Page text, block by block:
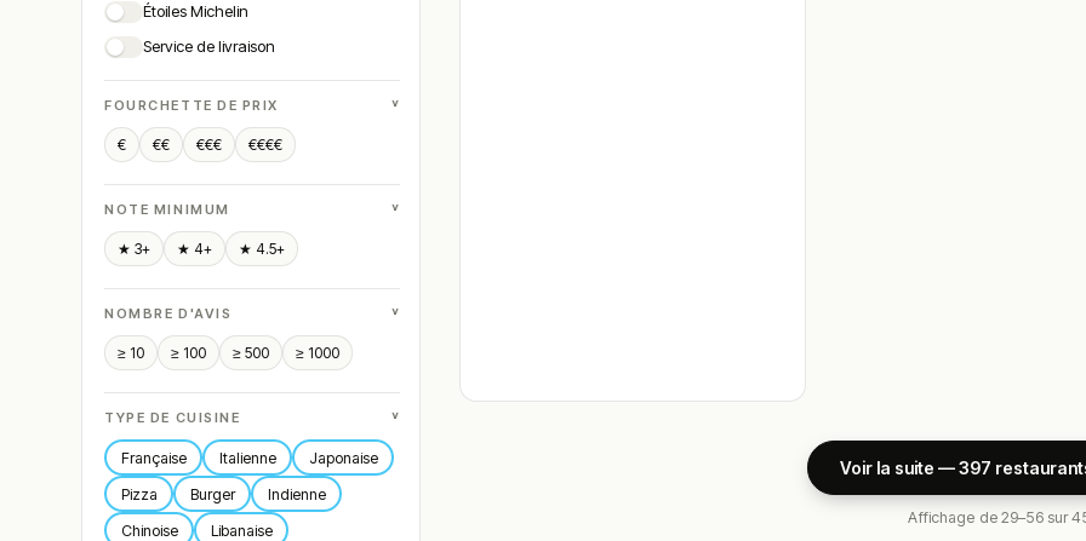
Étoiles Michelin
Service de livraison
FOURCHETTE DE PRIX ˅
€ €€ €€€ €€€€
NOTE MINIMUM ˅
★ 3+ ★ 4+ ★ 4.5+
NOMBRE D'AVIS ˅
≥ 10 ≥ 100 ≥ 500 ≥ 1000
TYPE DE CUISINE ˅
Française Italienne
Japonaise
Pizza
Burger
Indienne
Chinoise
Libanaise
Voir la suite — 397
Affichage de 29–56 sur